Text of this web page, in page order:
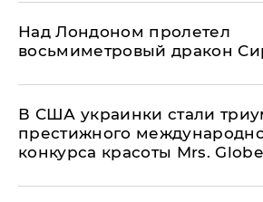
Над Лондоном пролетел
восьмиметровый дракон
В США украинки стали
престижного
конкурса красоты Mrs.